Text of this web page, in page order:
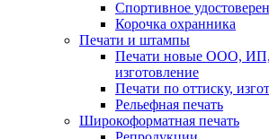
Спортивное
Корочка охранника
Печати и штампы
Печати новые ООО,
изготовление
Печати по оттиску,
Рельефная печать
Широкоформатная печать